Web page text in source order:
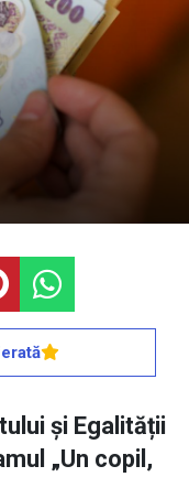
și Egalității
„Un copil,